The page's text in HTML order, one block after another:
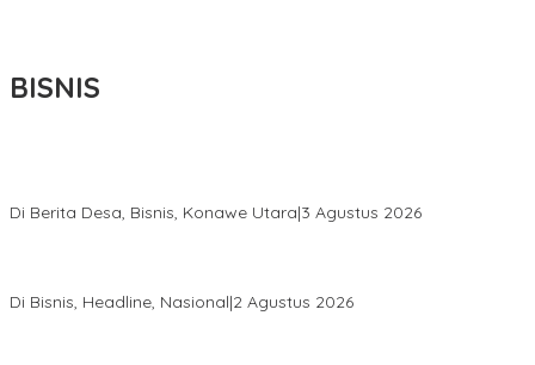
BISNIS
Di Berita Desa, Bisnis, Konawe Utara|3 Agustus 2026
Di Bisnis, Headline, Nasional|2 Agustus 2026